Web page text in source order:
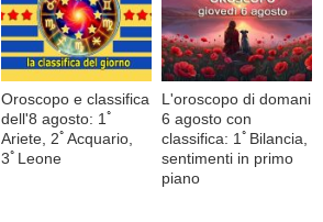
Oroscopo e classifica
dell'8 agosto: 1ﾟ
Ariete, 2ﾟAcquario,
3ﾟLeone
L'oroscopo di domani
6 agosto con
classifica: 1ﾟBilancia,
sentimenti in primo
piano